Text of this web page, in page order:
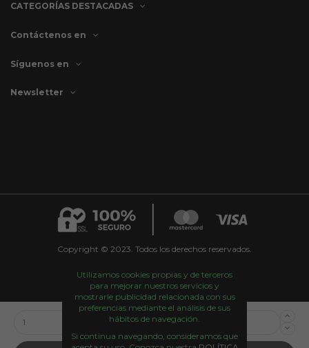
CATEGORÍAS DESTACADAS
Contáctenos en
Síguenos en
Newsletter
Copyright © 2023. Todos los derechos reservados.
Utilizamos cookies propias y de terceros
para mejorar nuestros servicios y
mostrarle publicidad relacionada con sus
preferencias mediante el análisis de sus
hábitos de navegación.
Si continua navegando, consideramos que